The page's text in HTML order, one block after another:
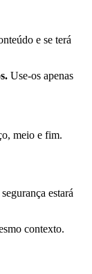
e se terá
Use-os apenas
meio e fim.
estará
contexto.